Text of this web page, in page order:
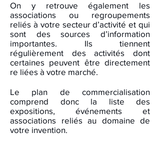
On y retrouve également les
associations ou regroupements
reliés à votre secteur d’activité et qui
sont des sources d’information
importantes. Ils tiennent
régulièrement des activités dont
certaines peuvent être directement
re liées à votre marché.
Le plan de commercialisation
comprend donc la liste des
expositions, événements et
associations reliés au domaine de
votre invention.